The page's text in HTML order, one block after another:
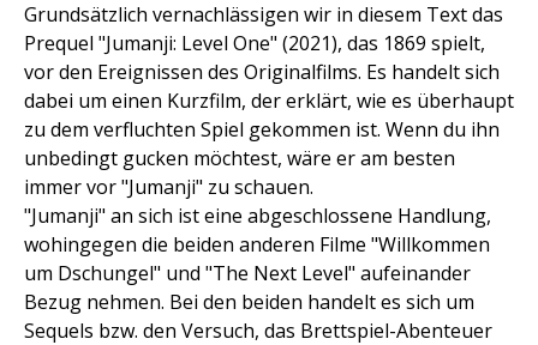
Grundsätzlich vernachlässigen wir in diesem Text das
Prequel "Jumanji: Level One" (2021), das 1869 spielt,
vor den Ereignissen des Originalfilms. Es handelt sich
dabei um einen Kurzfilm, der erklärt, wie es überhaupt
zu dem verfluchten Spiel gekommen ist. Wenn du ihn
unbedingt gucken möchtest, wäre er am besten
immer vor "Jumanji" zu schauen.
"Jumanji" an sich ist eine abgeschlossene Handlung,
wohingegen die beiden anderen Filme "Willkommen
um Dschungel" und "The Next Level" aufeinander
Bezug nehmen. Bei den beiden handelt es sich um
Sequels bzw. den Versuch, das Brettspiel-Abenteuer